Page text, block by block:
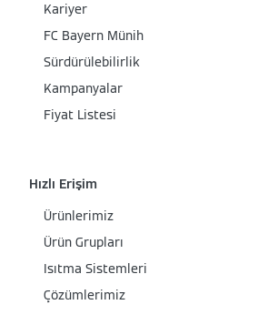
Kariyer
FC Bayern Münih
Sürdürülebilirlik
Kampanyalar
Fiyat Listesi
Hızlı Erişim
Ürünlerimiz
Ürün Grupları
Isıtma Sistemleri
Çözümlerimiz